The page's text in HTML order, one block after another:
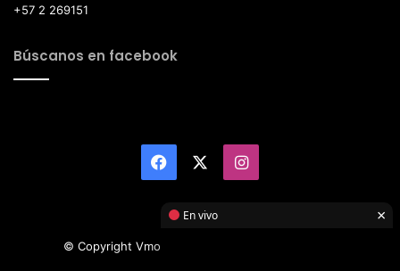
+57 2 269151
Búscanos en facebook
Facebook Instagram
© Copyright Vmotor TI 2026, All Rights Reserved
En vivo ×